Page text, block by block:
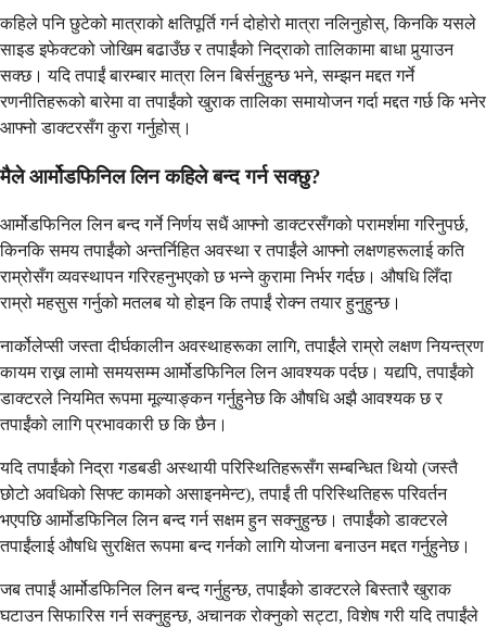
कहिले पनि छुटेको मात्राको क्षतिपूर्ति गर्न दोहोरो मात्रा नलिनुहोस्, किनकि यसले
साइड इफेक्टको जोखिम बढाउँछ र तपाईंको निद्राको तालिकामा बाधा पुर्‍याउन
सक्छ। यदि तपाईं बारम्बार मात्रा लिन बिर्सनुहुन्छ भने, सम्झन मद्दत गर्ने
रणनीतिहरूको बारेमा वा तपाईंको खुराक तालिका समायोजन गर्दा मद्दत गर्छ कि भनेर
आफ्नो डाक्टरसँग कुरा गर्नुहोस्।
मैले आर्मोडफिनिल लिन कहिले बन्द गर्न सक्छु?
आर्मोडफिनिल लिन बन्द गर्ने निर्णय सधैं आफ्नो डाक्टरसँगको परामर्शमा गरिनुपर्छ,
किनकि समय तपाईंको अन्तर्निहित अवस्था र तपाईंले आफ्नो लक्षणहरूलाई कति
राम्रोसँग व्यवस्थापन गरिरहनुभएको छ भन्ने कुरामा निर्भर गर्दछ। औषधि लिँदा
राम्रो महसुस गर्नुको मतलब यो होइन कि तपाईं रोक्न तयार हुनुहुन्छ।
नार्कोलेप्सी जस्ता दीर्घकालीन अवस्थाहरूका लागि, तपाईंले राम्रो लक्षण नियन्त्रण
कायम राख्न लामो समयसम्म आर्मोडफिनिल लिन आवश्यक पर्दछ। यद्यपि, तपाईंको
डाक्टरले नियमित रूपमा मूल्याङ्कन गर्नुहुनेछ कि औषधि अझै आवश्यक छ र
तपाईंको लागि प्रभावकारी छ कि छैन।
यदि तपाईंको निद्रा गडबडी अस्थायी परिस्थितिहरूसँग सम्बन्धित थियो (जस्तै
छोटो अवधिको सिफ्ट कामको असाइनमेन्ट), तपाईं ती परिस्थितिहरू परिवर्तन
भएपछि आर्मोडफिनिल लिन बन्द गर्न सक्षम हुन सक्नुहुन्छ। तपाईंको डाक्टरले
तपाईंलाई औषधि सुरक्षित रूपमा बन्द गर्नको लागि योजना बनाउन मद्दत गर्नुहुनेछ।
जब तपाईं आर्मोडफिनिल लिन बन्द गर्नुहुन्छ, तपाईंको डाक्टरले बिस्तारै खुराक
घटाउन सिफारिस गर्न सक्नुहुन्छ, अचानक रोक्नुको सट्टा, विशेष गरी यदि तपाईंले